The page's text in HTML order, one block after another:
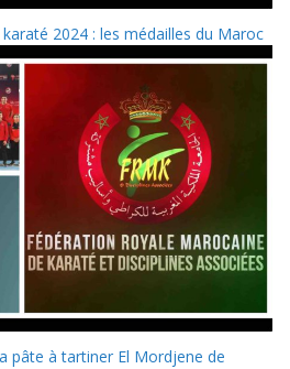
2024 : les médailles du Maroc
pâte à tartiner El Mordjene de